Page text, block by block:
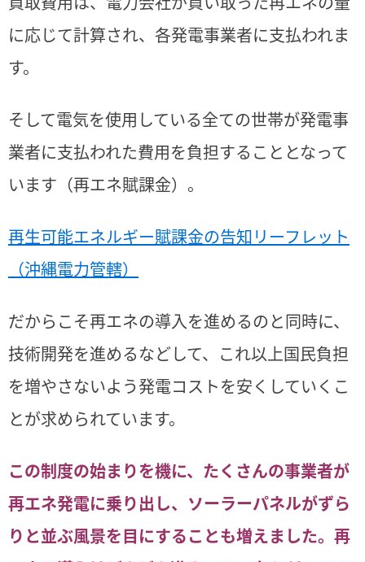
に応じて計算され、各発電事業者に支払われま
す。
そして電気を使用している全ての世帯が発電事
業者に支払われた費用を負担することとなって
います （再エネ賦課金）。
再生可能エネルギー賦課金の告知リーフレット
（沖縄電力管轄）
だからこそ再エネの導入を進めるのと同時に、
技術開発を進めるなどして、これ以上国民負担
を増やさないよう発電コストを安くしていくこ
とが求められています。
この制度の始まりを機に、たくさんの事業者が
再エネ発電に乗り出し、ソーラーパネルがずら
りと並ぶ風景を目にすることも増えました。再